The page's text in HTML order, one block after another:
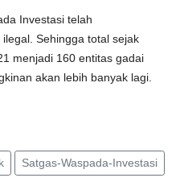
Investasi telah
Sehingga total sejak
menjadi 160 entitas gadai
akan lebih banyak lagi.
Satgas-Waspada-Investasi